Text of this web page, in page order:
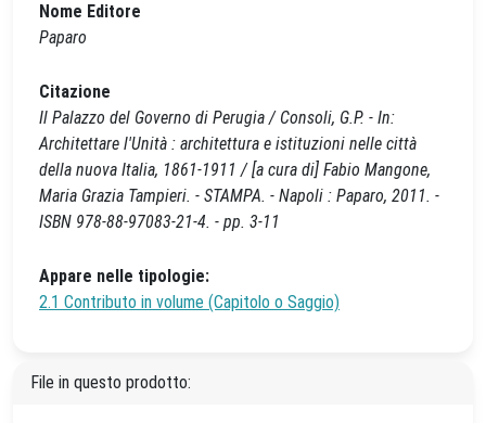
Nome Editore
Paparo
Citazione
Il Palazzo del Governo di Perugia / Consoli, G.P. - In:
Architettare l'Unità : architettura e istituzioni nelle città
della nuova Italia, 1861-1911 / [a cura di] Fabio Mangone,
Maria Grazia Tampieri. - STAMPA. - Napoli : Paparo, 2011. -
ISBN 978-88-97083-21-4. - pp. 3-11
Appare nelle tipologie:
2.1 Contributo in volume (Capitolo o Saggio)
File in questo prodotto: